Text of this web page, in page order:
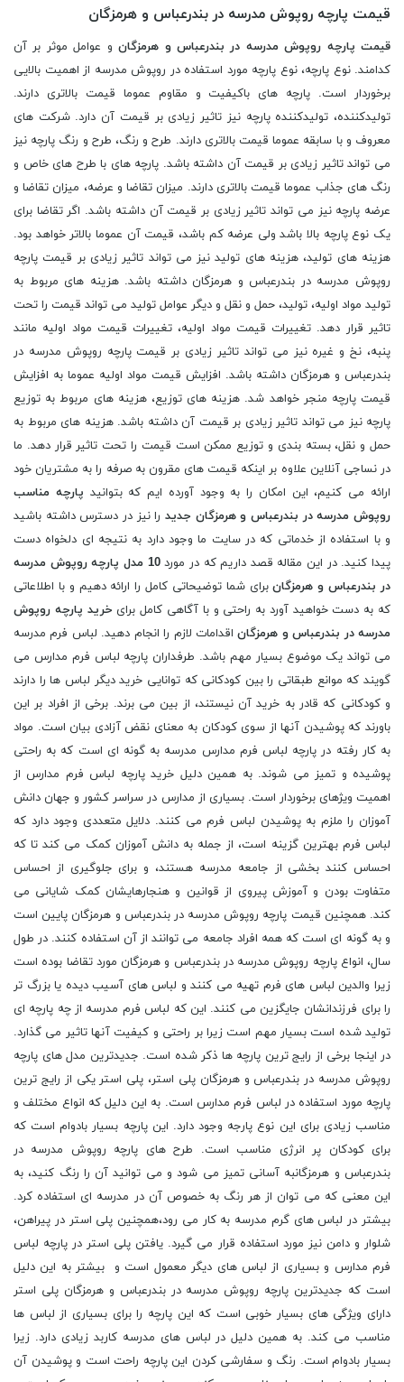
قیمت پارچه روپوش مدرسه در بندرعباس و هرمزگان
قیمت پارچه روپوش مدرسه در بندرعباس و هرمزگان و عوامل موثر بر آن
کدامند. نوع پارچه، نوع پارچه مورد استفاده در روپوش مدرسه از اهمیت بالایی
برخوردار است. پارچه های باکیفیت و مقاوم عموما قیمت بالاتری دارند.
تولیدکننده، تولیدکننده پارچه نیز تاثیر زیادی بر قیمت آن دارد. شرکت های
معروف و با سابقه عموما قیمت بالاتری دارند. طرح و رنگ، طرح و رنگ پارچه نیز
می تواند تاثیر زیادی بر قیمت آن داشته باشد. پارچه های با طرح های خاص و
رنگ های جذاب عموما قیمت بالاتری دارند. میزان تقاضا و عرضه، میزان تقاضا و
عرضه پارچه نیز می تواند تاثیر زیادی بر قیمت آن داشته باشد. اگر تقاضا برای
یک نوع پارچه بالا باشد ولی عرضه کم باشد، قیمت آن عموما بالاتر خواهد بود.
هزینه های تولید، هزینه های تولید نیز می تواند تاثیر زیادی بر قیمت پارچه
روپوش مدرسه در بندرعباس و هرمزگان داشته باشد. هزینه های مربوط به
تولید مواد اولیه، تولید، حمل و نقل و دیگر عوامل تولید می تواند قیمت را تحت
تاثیر قرار دهد. تغییرات قیمت مواد اولیه، تغییرات قیمت مواد اولیه مانند
پنبه، نخ و غیره نیز می تواند تاثیر زیادی بر قیمت پارچه روپوش مدرسه در
بندرعباس و هرمزگان داشته باشد. افزایش قیمت مواد اولیه عموما به افزایش
قیمت پارچه منجر خواهد شد. هزینه های توزیع، هزینه های مربوط به توزیع
پارچه نیز می تواند تاثیر زیادی بر قیمت آن داشته باشد. هزینه های مربوط به
حمل و نقل، بسته بندی و توزیع ممکن است قیمت را تحت تاثیر قرار دهد. ما
در نساجی آنلاین علاوه بر اینکه قیمت های مقرون به صرفه را به مشتریان خود
ارائه می کنیم، این امکان را به وجود آورده ایم که بتوانید پارچه مناسب
روپوش مدرسه در بندرعباس و هرمزگان جدید را نیز در دسترس داشته باشید
و با استفاده از خدماتی که در سایت ما وجود دارد به نتیجه ای دلخواه دست
پیدا کنید. در این مقاله قصد داریم که در مورد
10 مدل پارچه روپوش مدرسه
در بندرعباس و هرمزگانبرای شما توضیحاتی کامل را ارائه دهیم و با اطلاعاتی
که به دست خواهید آورد به راحتی و با آگاهی کامل برای خرید پارچه روپوش
مدرسه در بندرعباس و هرمزگان اقدامات لازم را انجام دهید. لباس فرم مدرسه
می تواند یک موضوع بسیار مهم باشد. طرفداران پارچه لباس فرم مدارس می
گویند که موانع طبقاتی را بین کودکانی که توانایی خرید دیگر لباس ها را دارند
و کودکانی که قادر به خرید آن نیستند، از بین می برند. برخی از افراد بر این
باورند که پوشیدن آنها از سوی کودکان به معنای نقض آزادی بیان است. مواد
به کار رفته در پارچه لباس فرم مدارس مدرسه به گونه ای است که به راحتی
پوشیده و تمیز می شوند. به همین دلیل خرید پارچه لباس فرم مدارس از
اهمیت ویژهای برخوردار است. بسیاری از مدارس در سراسر کشور و جهان دانش
آموزان را ملزم به پوشیدن لباس فرم می کنند. دلایل متعددی وجود دارد که
لباس فرم بهترین گزینه است، از جمله به دانش آموزان کمک می کند تا که
احساس کنند بخشی از جامعه مدرسه هستند، و برای جلوگیری از احساس
متفاوت بودن و آموزش پیروی از قوانین و هنجارهایشان کمک شایانی می
کند. همچنین قیمت پارچه روپوش مدرسه در بندرعباس و هرمزگان پایین است
و به گونه ای است که همه افراد جامعه می توانند از آن استفاده کنند. در طول
سال، انواع پارچه روپوش مدرسه در بندرعباس و هرمزگان مورد تقاضا بوده است
زیرا والدین لباس های فرم تهیه می کنند و لباس های آسیب دیده یا بزرگ تر
را برای فرزندانشان جایگزین می کنند. این که لباس فرم مدرسه از چه پارچه ای
تولید شده است بسیار مهم است زیرا بر راحتی و کیفیت آنها تاثیر می گذارد.
در اینجا برخی از رایج ترین پارچه ها ذکر شده است. جدیدترین مدل های پارچه
روپوش مدرسه در بندرعباس و هرمزگان پلی استر، پلی استر یکی از رایج ترین
پارچه مورد استفاده در لباس فرم مدارس است. به این دلیل که انواع مختلف و
مناسب زیادی برای این نوع پارجه وجود دارد. این پارچه بسیار بادوام است که
برای کودکان پر انرژی مناسب است. طرح های پارچه روپوش مدرسه در
بندرعباس و هرمزگانبه آسانی تمیز می شود و می توانید آن را رنگ کنید، به
این معنی که می توان از هر رنگ به خصوص آن در مدرسه ای استفاده کرد.
بیشتر در لباس های گرم مدرسه به کار می رود،همچنین پلی استر در پیراهن،
شلوار و دامن نیز مورد استفاده قرار می گیرد. یافتن پلی استر در پارچه لباس
فرم مدارس و بسیاری از لباس های دیگر معمول است و بیشتر به این دلیل
است که جدیدترین پارچه روپوش مدرسه در بندرعباس و هرمزگان پلی استر
دارای ویژگی های بسیار خوبی است که این پارچه را برای بسیاری از لباس ها
مناسب می کند. به همین دلیل در لباس های مدرسه کاربد زیادی دارد. زیرا
بسیار بادوام است. رنگ و سفارشی کردن این پارچه راحت است و پوشیدن آن